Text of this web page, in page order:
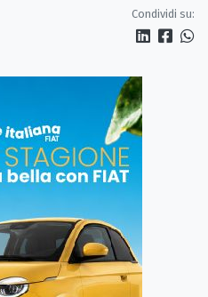
Condividi su: